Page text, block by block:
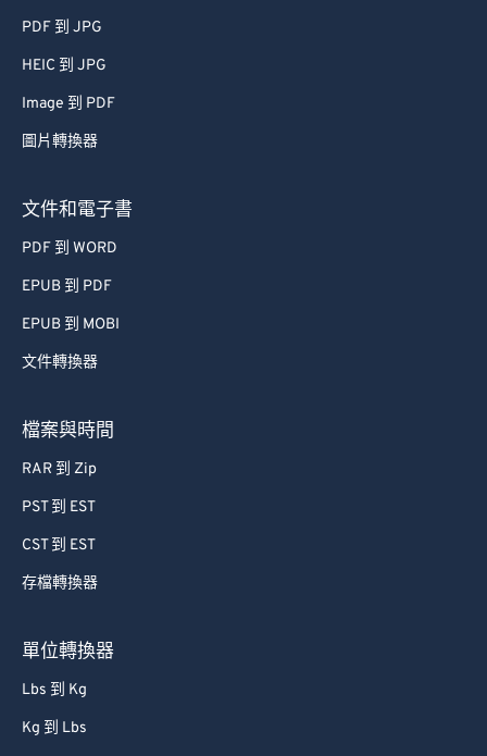
PDF 到 JPG
HEIC 到 JPG
Image 到 PDF
圖片轉換器
文件和電子書
PDF 到 WORD
EPUB 到 PDF
EPUB 到 MOBI
文件轉換器
檔案與時間
RAR 到 Zip
PST 到 EST
CST 到 EST
存檔轉換器
單位轉換器
Lbs 到 Kg
Kg 到 Lbs